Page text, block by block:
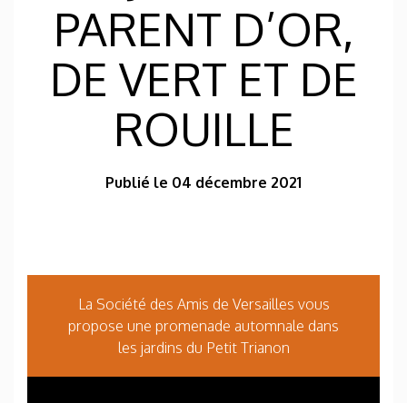
PARENT D’OR,
DE VERT ET DE
ROUILLE
Publié le 04 décembre 2021
La Société des Amis de Versailles vous
propose une promenade automnale dans
les jardins du Petit Trianon